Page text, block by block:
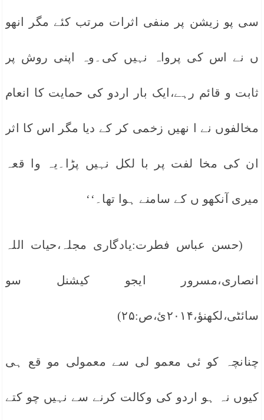
سی پو زیشن پر منفی اثرات مرتب کئے مگر انھو
ں نے اس کی پرواہ نہیں کی۔وہ اپنی روش پر
ثابت و قائم رہے،ایک بار اردو کی حمایت کا انعام
مخالفوں نے ا نھیں زخمی کر کے دیا مگر اس کا اثر
ان کی مخا لفت پر با لکل نہیں پڑا۔یہ وا قعہ
میری آنکھو ں کے سامنے ہوا تھا۔‘‘
(حسن عباس فطرت:یادگاری مجلہ،حیات اللہ
انصاری،مسرور ایجو کیشنل سو
سائٹی،لکھنؤ،۲۰۱۴ئ،ص:۲۵)
چنانچہ کو ئی معمو لی سے معمولی مو قع ہی
کیوں نہ ہو اردو کی وکالت کرنے سے نہیں چو کتے